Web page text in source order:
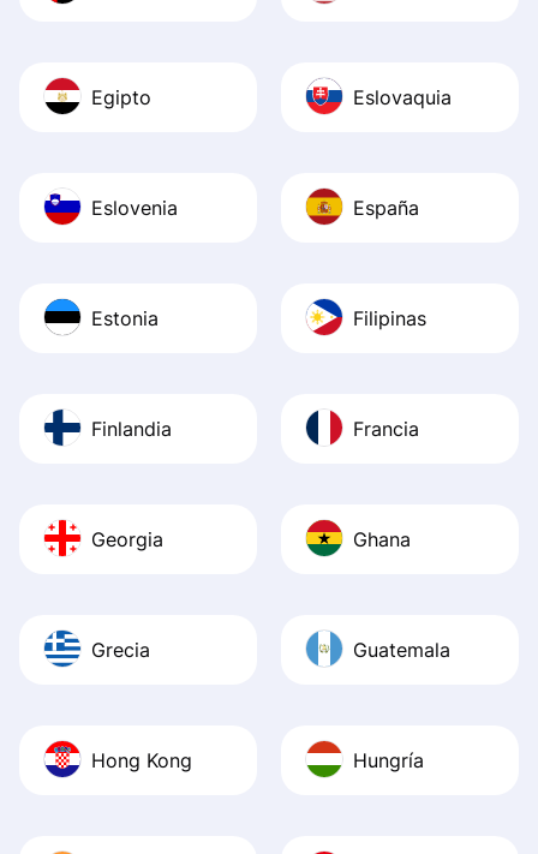
Egipto Eslovaquia
Eslovenia España
Estonia Filipinas
Finlandia Francia
Georgia Ghana
Grecia Guatemala
Hong Kong Hungría